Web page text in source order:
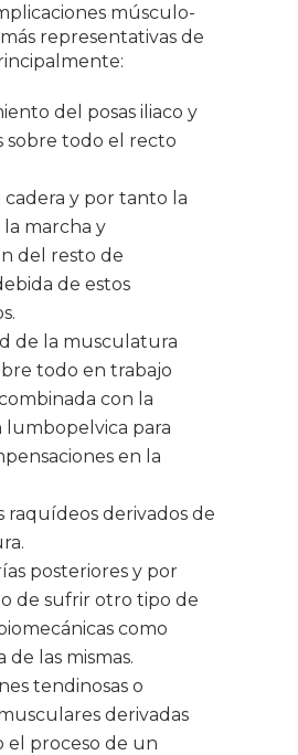
músculo-
representativas de
del posas iliaco y
sobre todo el recto
cadera y por tanto la
marcha y
del resto de
de estos
de la musculatura
todo en trabajo
con la
lumbopelvica para
en la
raquídeos derivados de
posteriores y por
de sufrir otro tipo de
como
de las mismas.
tendinosas o
derivadas
proceso de un